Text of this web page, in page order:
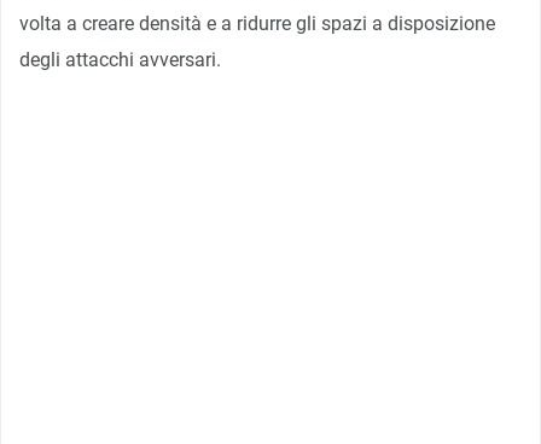
volta a creare densità e a ridurre gli spazi a disposizione
degli attacchi avversari.